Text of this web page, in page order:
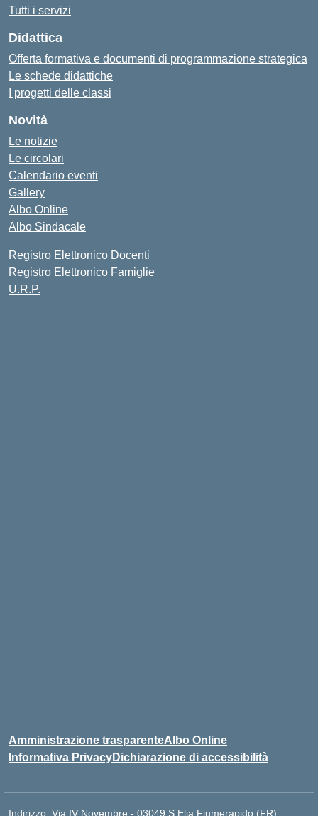
Tutti i servizi
Didattica
Offerta formativa e documenti di programmazione strategica
Le schede didattiche
I progetti delle classi
Novità
Le notizie
Le circolari
Calendario eventi
Gallery
Albo Online
Albo Sindacale
Registro Elettronico Docenti
Registro Elettronico Famiglie
U.R.P.
Amministrazione trasparenteAlbo Online
Informativa PrivacyDichiarazione di accessibilità
Indirizzo: Via IV Novembre - 03049 S.Elia Fiumerapido (FR)